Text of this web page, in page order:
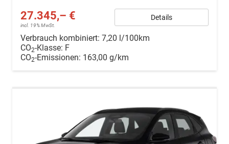
27.345,– €
incl. 19% MwSt.
Details
Verbrauch kombiniert: 7,20 l/100km
CO2-Klasse: F
CO2-Emissionen: 163,00 g/km